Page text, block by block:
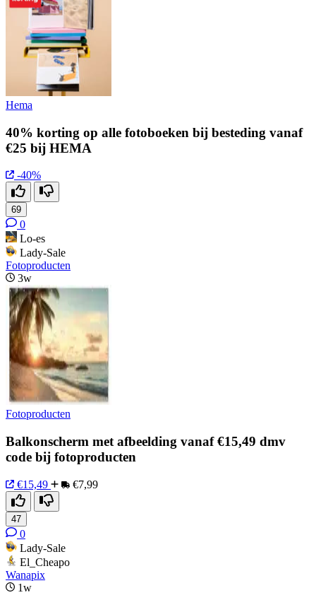
Hema
40% korting op alle fotoboeken bij besteding vanaf
€25 bij HEMA
-40%
69
0
Lo-es
Lady-Sale
Fotoproducten
3w
Fotoproducten
Balkonscherm met afbeelding vanaf €15,49 dmv
code bij fotoproducten
€15,49 €7,99
47
0
Lady-Sale
El_Cheapo
Wanapix
1w